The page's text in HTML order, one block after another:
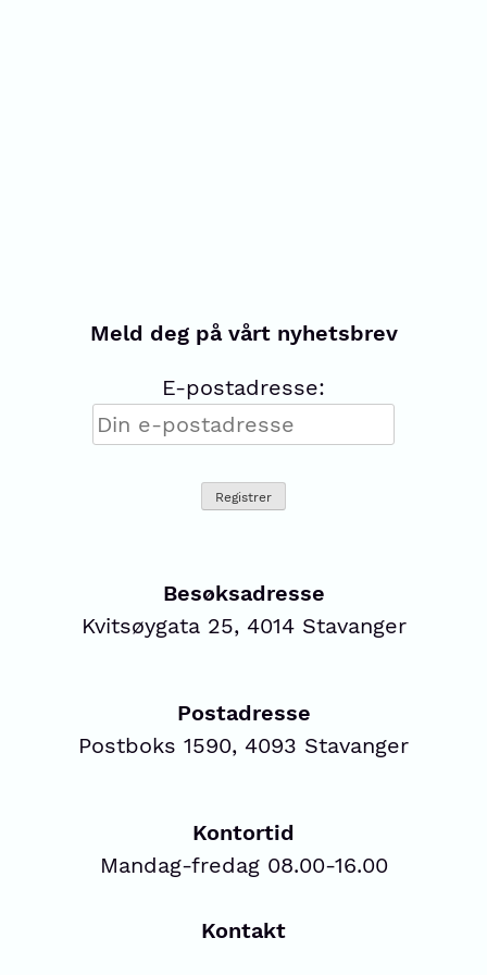
Meld deg på vårt nyhetsbrev
E-postadresse:
Besøksadresse
Kvitsøygata 25, 4014 Stavanger
Postadresse
Postboks 1590, 4093 Stavanger
Kontortid
Mandag-fredag 08.00-16.00
Kontakt